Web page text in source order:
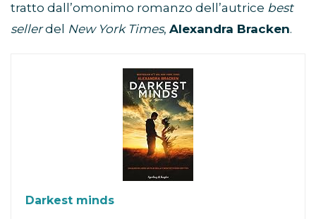
tratto dall’omonimo romanzo dell’autrice best
sellerdel New York Times, Alexandra Bracken.
Darkest minds